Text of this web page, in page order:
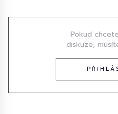
Pokud
diskuze,